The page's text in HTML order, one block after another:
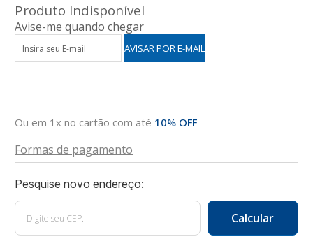
Produto Indisponível
Avise-me quando chegar
Ou em 1x no cartão com até 10% OFF
Formas de pagamento